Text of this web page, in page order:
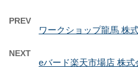
PREV
ワークショップ龍馬 株
NEXT
eバード楽天市場店 株式